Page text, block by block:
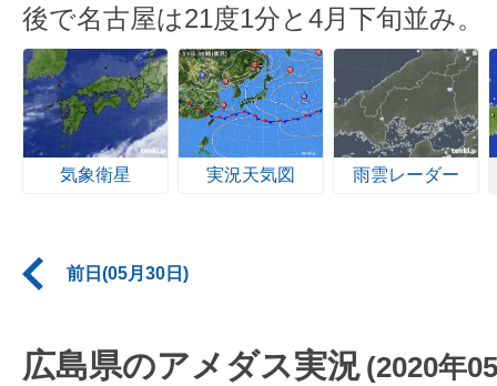
後で名古屋は21度1分と4月下旬並み。
気象衛星 実況天気図 雨雲レーダー
前日(05月30日)
広島県のアメダス実況 (2020年